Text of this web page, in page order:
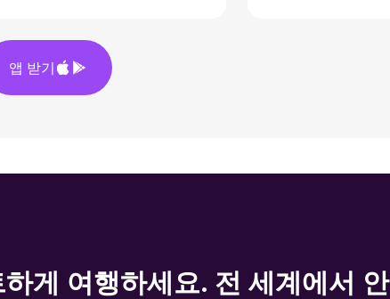
앱 받기
게 여행하세요. 전 세계에서 안